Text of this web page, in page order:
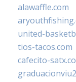
alawaffle.com
united-
tios-tacos.com
cafecito-